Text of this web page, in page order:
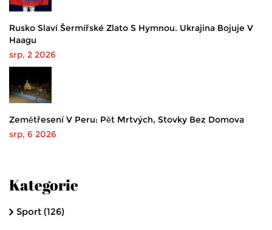
Rusko Slaví Šermířské Zlato S Hymnou. Ukrajina Bojuje V
Haagu
srp, 2 2026
Zemětřesení V Peru: Pět Mrtvých, Stovky Bez Domova
srp, 6 2026
Kategorie
Sport (126)